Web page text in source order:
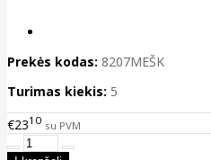
Prekės kodas: 8207MEŠK
Turimas kiekis: 5
€2310 su PVM